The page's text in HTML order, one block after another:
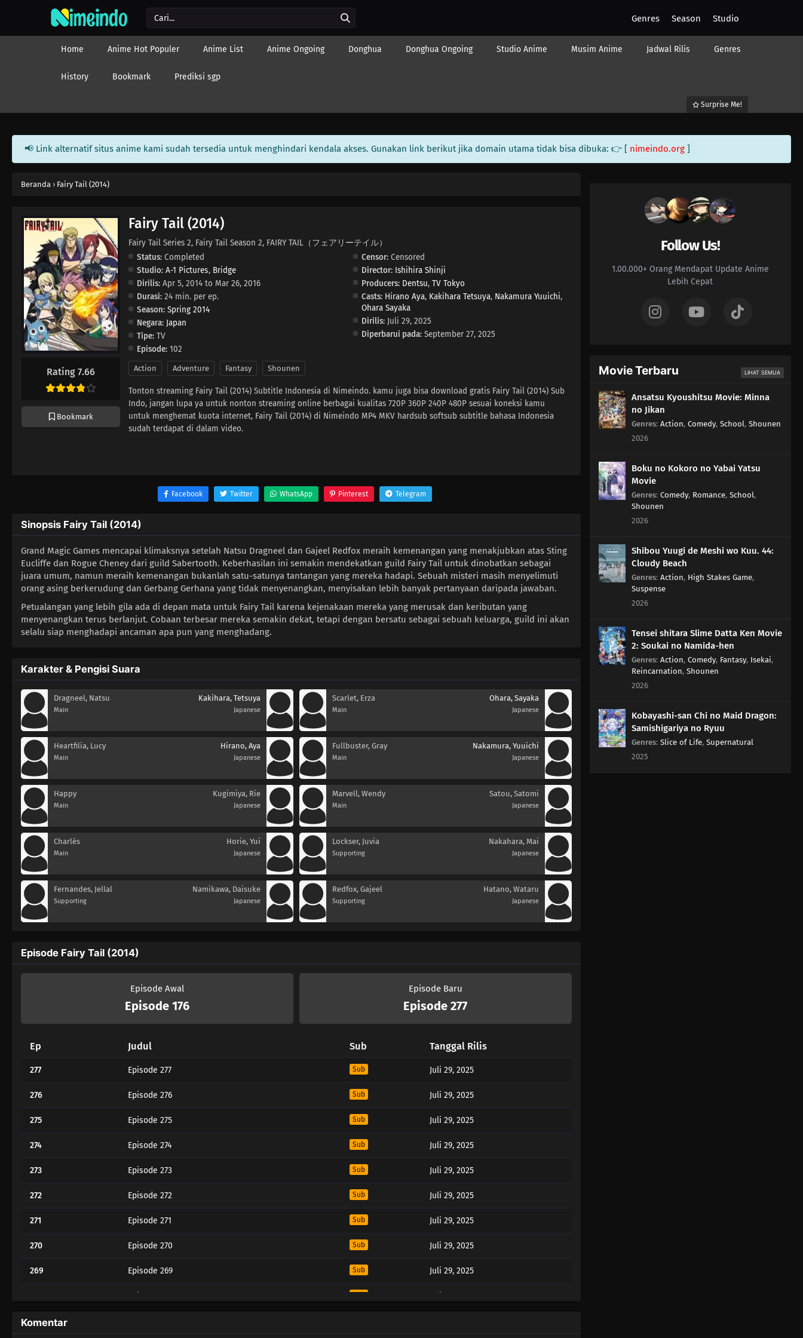
Genres Season Studio
Home Anime Hot Populer Anime List Anime Ongoing Donghua Donghua Ongoing Studio Anime Musim Anime Jadwal Rilis Genres
History Bookmark Prediksi sgp
Surprise Me!
📢 Link alternatif situs anime kami sudah tersedia untuk menghindari kendala akses. Gunakan link berikut jika domain utama tidak bisa dibuka: 👉 [ nimeindo.org ]
Beranda › Fairy Tail (2014)
Rating 7.66
Bookmark
Fairy Tail (2014)
Fairy Tail Series 2, Fairy Tail Season 2, FAIRY TAIL（フェアリーテイル）
Status: Completed
Studio: A-1 Pictures, Bridge
Dirilis: Apr 5, 2014 to Mar 26, 2016
Durasi: 24 min. per ep.
Season: Spring 2014
Negara: Japan
Tipe: TV
Episode: 102
Censor:Censored
Director: Ishihira Shinji
Producers: Dentsu, TV Tokyo
Casts: Hirano Aya, Kakihara Tetsuya, Nakamura Yuuichi,
Ohara Sayaka
Dirilis: Juli 29, 2025
Diperbarui pada: September 27, 2025
Action Adventure Fantasy Shounen
Tonton streaming Fairy Tail (2014) Subtitle Indonesia di Nimeindo. kamu juga bisa download gratis Fairy Tail (2014) Sub
Indo, jangan lupa ya untuk nonton streaming online berbagai kualitas 720P 360P 240P 480P sesuai koneksi kamu
untuk menghemat kuota internet, Fairy Tail (2014) di Nimeindo MP4 MKV hardsub softsub subtitle bahasa Indonesia
sudah terdapat di dalam video.
Facebook Twitter WhatsApp Pinterest Telegram
Sinopsis Fairy Tail (2014)
Grand Magic Games mencapai klimaksnya setelah Natsu Dragneel dan Gajeel Redfox meraih kemenangan yang menakjubkan atas Sting
Eucliffe dan Rogue Cheney dari guild Sabertooth. Keberhasilan ini semakin mendekatkan guild Fairy Tail untuk dinobatkan sebagai
juara umum, namun meraih kemenangan bukanlah satu-satunya tantangan yang mereka hadapi. Sebuah misteri masih menyelimuti
orang asing berkerudung dan Gerbang Gerhana yang tidak menyenangkan, menyisakan lebih banyak pertanyaan daripada jawaban.
Petualangan yang lebih gila ada di depan mata untuk Fairy Tail karena kejenakaan mereka yang merusak dan keributan yang
menyenangkan terus berlanjut. Cobaan terbesar mereka semakin dekat, tetapi dengan bersatu sebagai sebuah keluarga, guild ini akan
selalu siap menghadapi ancaman apa pun yang menghadang.
Karakter & Pengisi Suara
Dragneel, Natsu
Main
Kakihara, Tetsuya
Japanese
Scarlet, Erza
Main
Ohara, Sayaka
Japanese
Heartfilia, Lucy
Main
Hirano, Aya
Japanese
Fullbuster, Gray
Main
Nakamura, Yuuichi
Japanese
Happy
Main
Kugimiya, Rie
Japanese
Marvell, Wendy
Main
Satou, Satomi
Japanese
Charlés
Main
Horie, Yui
Japanese
Lockser, Juvia
Supporting
Nakahara, Mai
Japanese
Fernandes, Jellal
Supporting
Namikawa, Daisuke
Japanese
Redfox, Gajeel
Supporting
Hatano, Wataru
Japanese
Episode Fairy Tail (2014)
Episode Awal
Episode 176
Episode Baru
Episode 277
Ep Judul Sub Tanggal Rilis
277 Episode 277 Sub Juli 29, 2025
276 Episode 276 Sub Juli 29, 2025
275 Episode 275 Sub Juli 29, 2025
274 Episode 274 Sub Juli 29, 2025
273 Episode 273 Sub Juli 29, 2025
272 Episode 272 Sub Juli 29, 2025
271 Episode 271 Sub Juli 29, 2025
270 Episode 270 Sub Juli 29, 2025
269 Episode 269 Sub Juli 29, 2025
267
Komentar
Follow Us!
1.00.000+ Orang Mendapat Update Anime
Lebih Cepat
Movie Terbaru LIHAT SEMUA
Ansatsu Kyoushitsu Movie: Minna
no Jikan
Genres: Action, Comedy, School , Shounen
2026
Boku no Kokoro no Yabai Yatsu
Movie
Genres: Comedy, Romance, School ,
Shounen
2026
Shibou Yuugi de Meshi wo Kuu. 44:
Cloudy Beach
Genres: Action, High Stakes Game,
Suspense
2026
Tensei shitara Slime Datta Ken Movie
2: Soukai no Namida-hen
Genres: Action, Comedy, Fantasy, Isekai,
Reincarnation, Shounen
2026
Kobayashi-san Chi no Maid Dragon:
Samishigariya no Ryuu
Genres: Slice of Life, Supernatural
2025